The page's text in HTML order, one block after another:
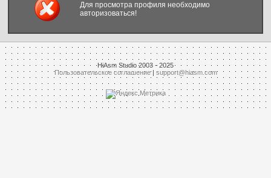
Для просмотра профиля необходимо
авторизоваться!
HiAsm Studio 2003 - 2025
Пользовательское соглашение| support@hiasm.com